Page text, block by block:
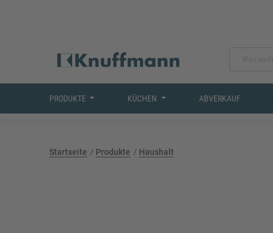
PRODUKTE KÜCHEN ABVERKAUF
Startseite Produkte Haushalt